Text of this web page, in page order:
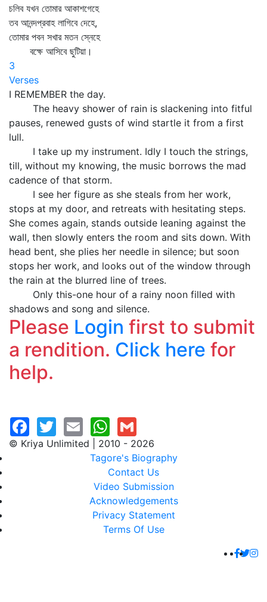
চলিব যখন তোমার আকাশগেহে
তব আনন্দপ্রবাহ লাগিবে দেহে,
তোমার পবন সখার মতন স্নেহে
বক্ষে আসিবে ছুটিয়া।
3
Verses
I REMEMBER the day.
The heavy shower of rain is slackening into fitful
pauses, renewed gusts of wind startle it from a first
lull.
I take up my instrument. Idly I touch the strings,
till, without my knowing, the music borrows the mad
cadence of that storm.
I see her figure as she steals from her work,
stops at my door, and retreats with hesitating steps.
She comes again, stands outside leaning against the
wall, then slowly enters the room and sits down. With
head bent, she plies her needle in silence; but soon
stops her work, and looks out of the window through
the rain at the blurred line of trees.
Only this-one hour of a rainy noon filled with
shadows and song and silence.
Please Login first to submit
a rendition. Click here for
help.
© Kriya Unlimited | 2010 - 2026
Tagore's Biography
Contact Us
Video Submission
Acknowledgements
Privacy Statement
Terms Of Use